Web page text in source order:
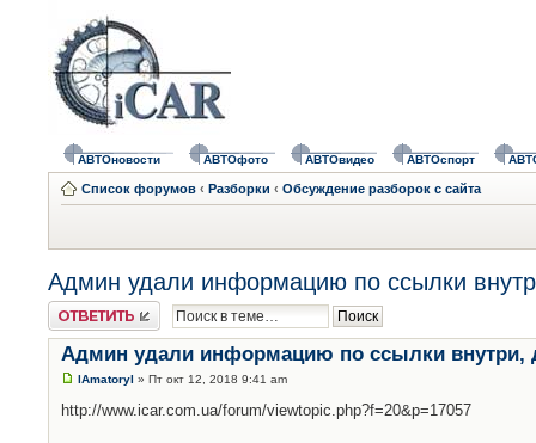
АВТОновости АВТОфото АВТОвидео АВТОспорт
Список форумов ‹ Разборки ‹ Обсуждение разборок с сайта
Админ удали информацию по ссылки
Ответить
Админ удали информацию по ссылки внутри,
lAmatoryl » Пт окт 12, 2018 9:41 am
http://www.icar.com.ua/forum/viewtopic.php?f=20&p=17057